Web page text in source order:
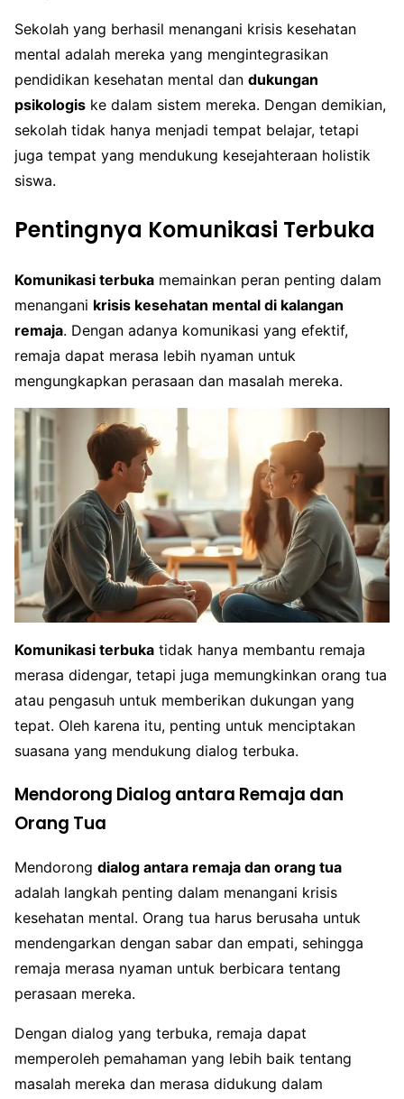
Sekolah yang berhasil menangani krisis kesehatan
mental adalah mereka yang mengintegrasikan
pendidikan kesehatan mental dan dukungan
psikologis ke dalam sistem mereka. Dengan demikian,
sekolah tidak hanya menjadi tempat belajar, tetapi
juga tempat yang mendukung kesejahteraan holistik
siswa.
Pentingnya Komunikasi Terbuka
Komunikasi terbuka memainkan peran penting dalam
menangani krisis kesehatan mental di kalangan
remaja. Dengan adanya komunikasi yang efektif,
remaja dapat merasa lebih nyaman untuk
mengungkapkan perasaan dan masalah mereka.
Komunikasi terbuka tidak hanya membantu remaja
merasa didengar, tetapi juga memungkinkan orang tua
atau pengasuh untuk memberikan dukungan yang
tepat. Oleh karena itu, penting untuk menciptakan
suasana yang mendukung dialog terbuka.
Mendorong Dialog antara Remaja dan
Orang Tua
Mendorong dialog antara remaja dan orang tua
adalah langkah penting dalam menangani krisis
kesehatan mental. Orang tua harus berusaha untuk
mendengarkan dengan sabar dan empati, sehingga
remaja merasa nyaman untuk berbicara tentang
perasaan mereka.
Dengan dialog yang terbuka, remaja dapat
memperoleh pemahaman yang lebih baik tentang
masalah mereka dan merasa didukung dalam